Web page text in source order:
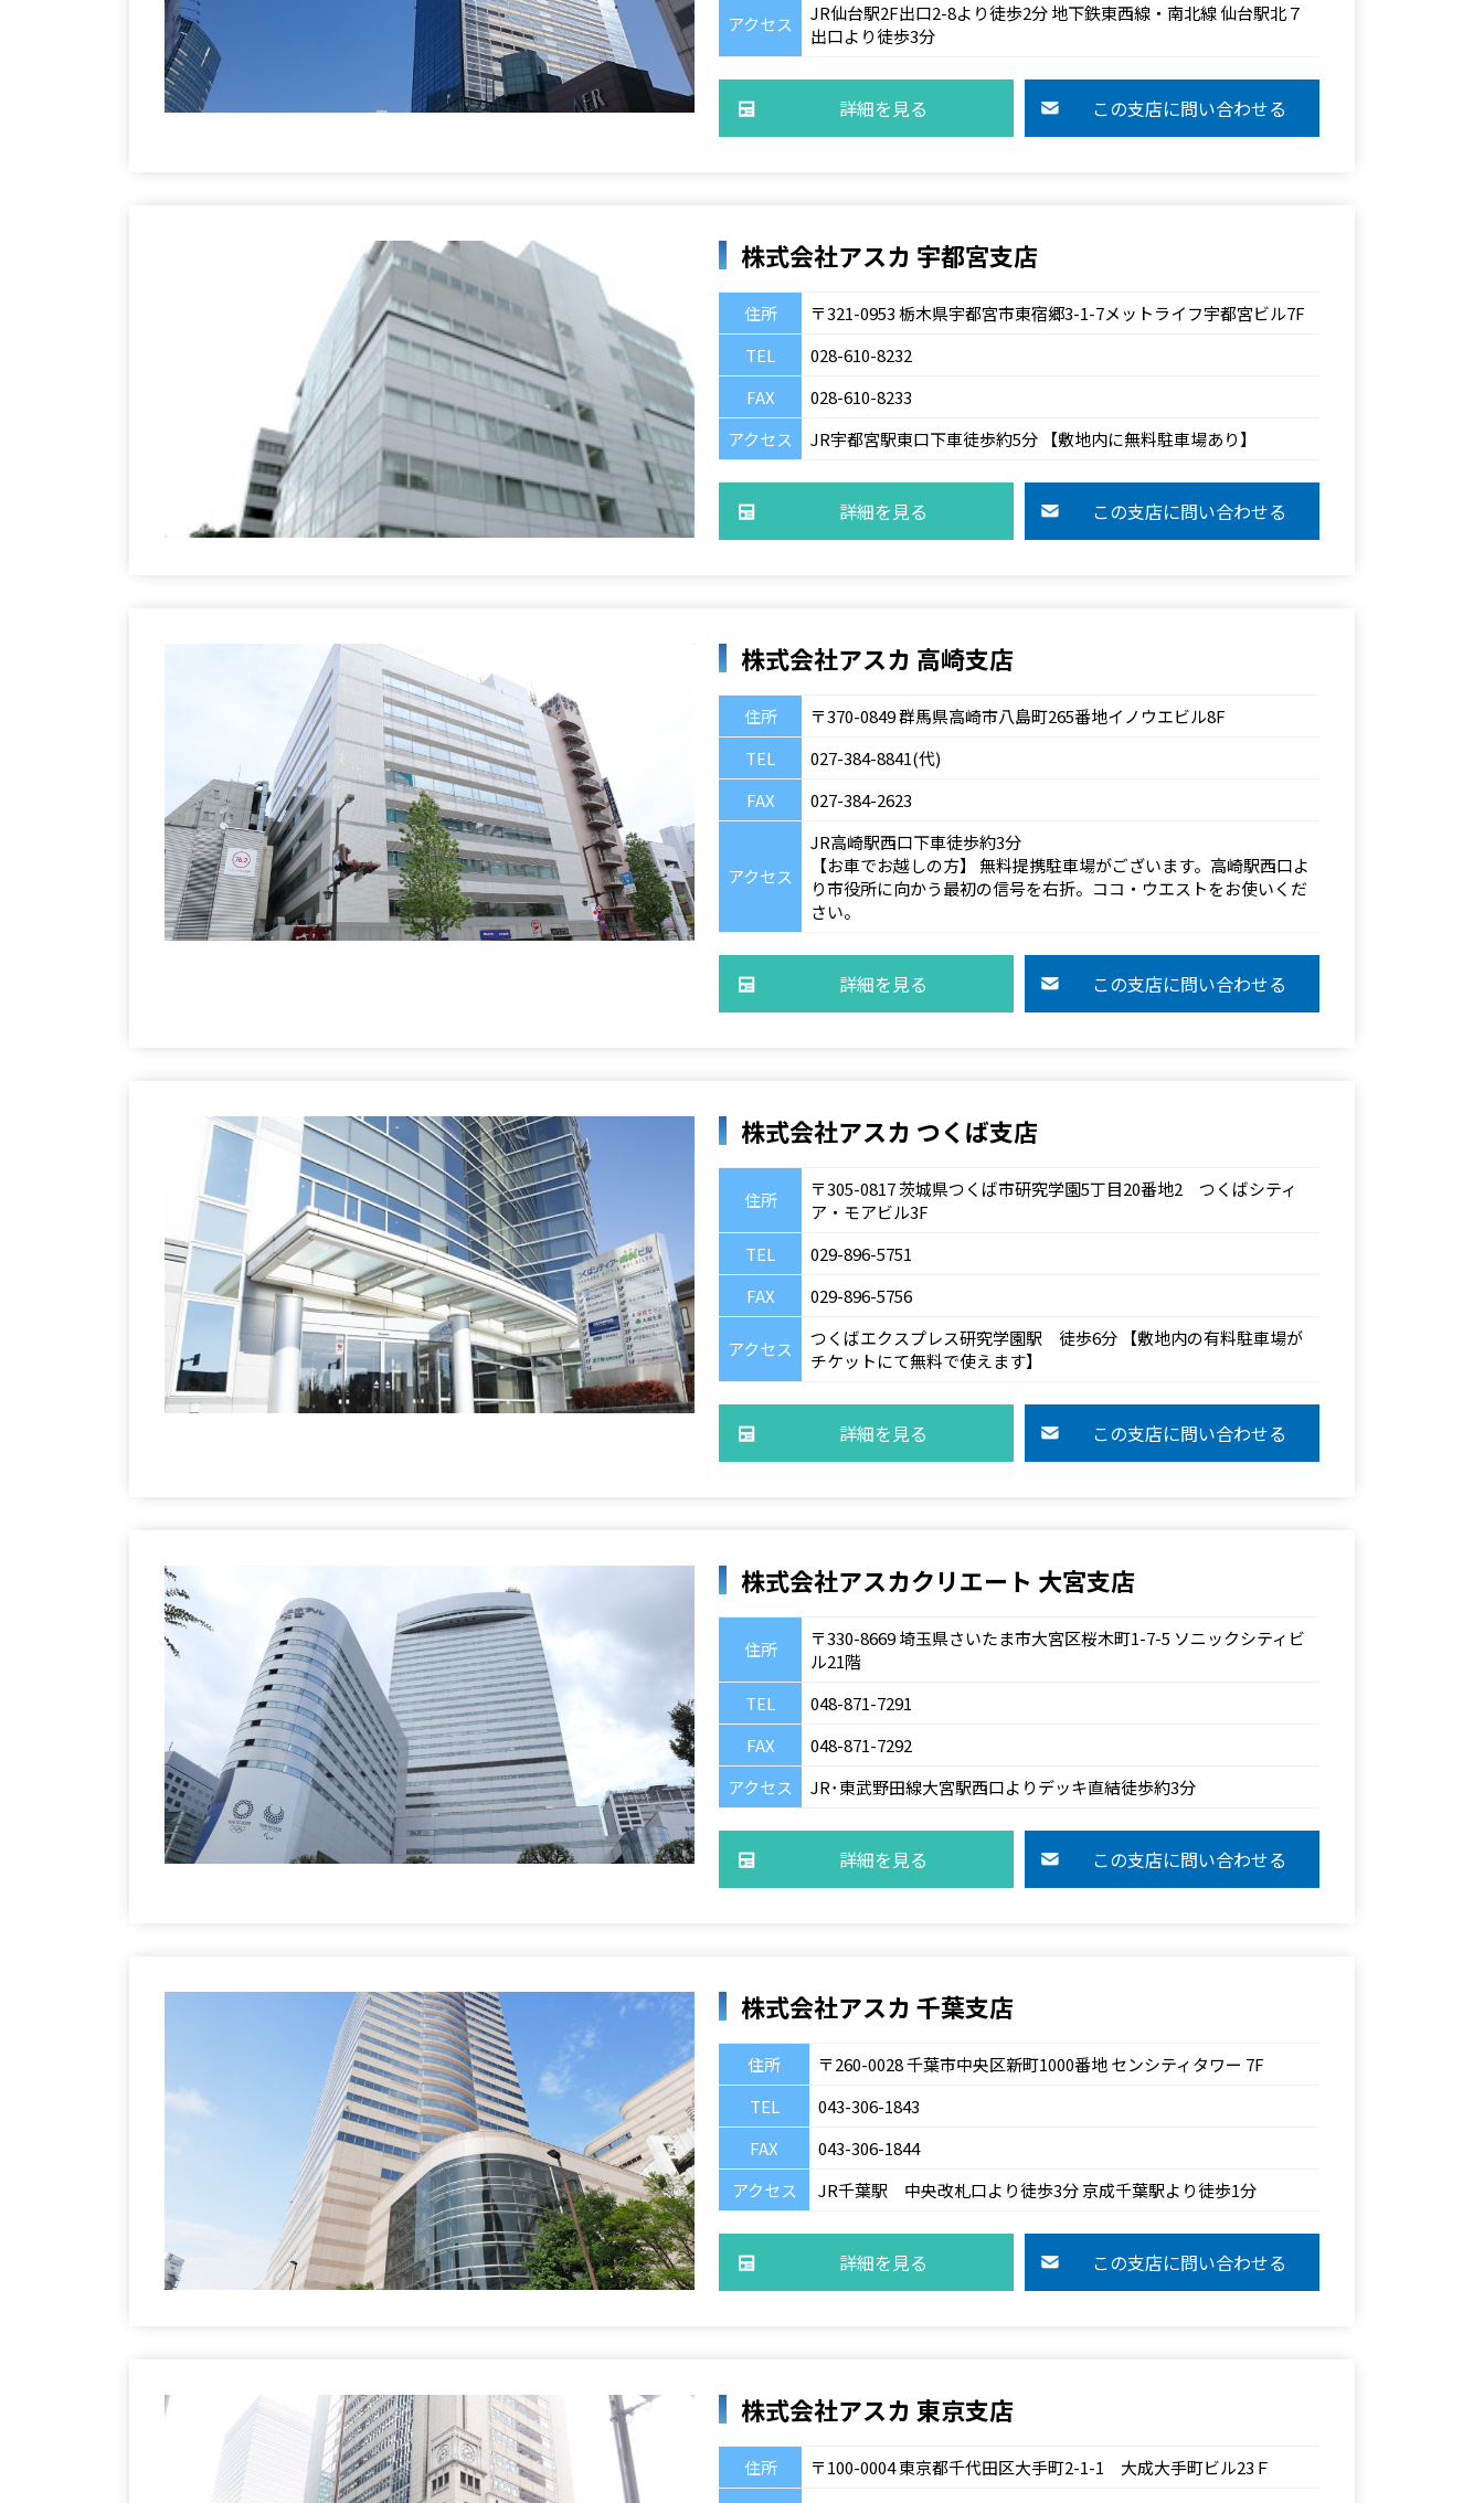
アクセス
JR仙台駅2F出口2-8より徒歩2分 地下鉄東西線・南北線 仙台駅北７
出口より徒歩3分
詳細を見る この支店に問い合わせる
株式会社アスカ 宇都宮支店
住所
〒321-0953 栃木県宇都宮市東宿郷3-1-7メットライフ宇都宮ビル7F
TEL
028-610-8232
FAX
028-610-8233
アクセス
JR宇都宮駅東口下車徒歩約5分 【敷地内に無料駐車場あり】
詳細を見る この支店に問い合わせる
株式会社アスカ 高崎支店
住所
〒370-0849 群馬県高崎市八島町265番地イノウエビル8F
TEL
027-384-8841(代)
FAX
027-384-2623
アクセス
JR高崎駅西口下車徒歩約3分
【お車でお越しの方】 無料提携駐車場がございます。高崎駅西口よ
り市役所に向かう最初の信号を右折。ココ・ウエストをお使いくだ
さい。
詳細を見る この支店に問い合わせる
株式会社アスカ つくば支店
住所
〒305-0817 茨城県つくば市研究学園5丁目20番地2 つくばシティ
ア・モアビル3F
TEL
029-896-5751
FAX
029-896-5756
アクセス
つくばエクスプレス研究学園駅 徒歩6分 【敷地内の有料駐車場が
チケットにて無料で使えます】
詳細を見る この支店に問い合わせる
株式会社アスカクリエート 大宮支店
住所
〒330-8669 埼玉県さいたま市大宮区桜木町1-7-5 ソニックシティビ
ル21階
TEL
048-871-7291
FAX
048-871-7292
アクセス
JR･東武野田線大宮駅西口よりデッキ直結徒歩約3分
詳細を見る この支店に問い合わせる
株式会社アスカ 千葉支店
住所
〒260-0028 千葉市中央区新町1000番地 センシティタワー 7F
TEL
043-306-1843
FAX
043-306-1844
アクセス
JR千葉駅 中央改札口より徒歩3分 京成千葉駅より徒歩1分
詳細を見る この支店に問い合わせる
株式会社アスカ 東京支店
住所
〒100-0004 東京都千代田区大手町2-1-1 大成大手町ビル23Ｆ